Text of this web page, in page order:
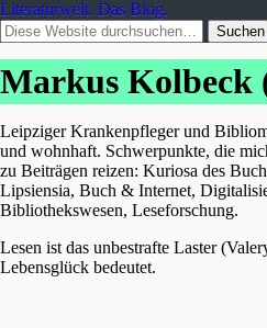
Literaturwelt. Das Blog.
Markus Kolbeck
Leipziger Krankenpfleger und
und wohnhaft. Schwerpunkte, die
zu Beiträgen reizen: Kuriosa des
Lipsiensia, Buch & Internet,
Bibliothekswesen, Leseforschung.
Lesen ist das unbestrafte Laster
Lebensglück bedeutet.